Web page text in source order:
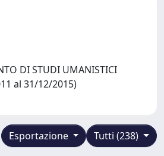
DI STUDI UMANISTICI
al 31/12/2015)
Tutti (238)
Esportazione